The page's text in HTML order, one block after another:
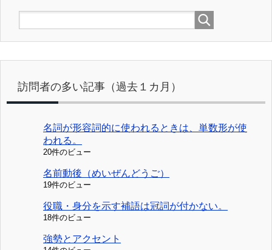
訪問者の多い記事（過去１カ月）
名詞が形容詞的に使われるときは、単数形が使
われる。
20件のビュー
名前動後（めいぜんどうご）
19件のビュー
役職・身分を示す補語は冠詞が付かない。
18件のビュー
強勢とアクセント